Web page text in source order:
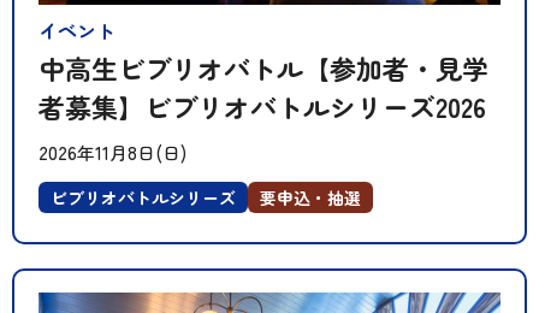
中高生ビブリオバトル【参加者・見学
者募集】ビブリオバトルシリーズ2026
イベント
2026年11月8日(日)
ビブリオバトルシリーズ 要申込・抽選